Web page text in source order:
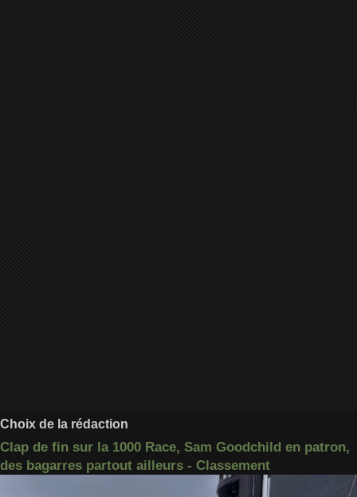
Choix de la rédaction
Clap de fin sur la 1000 Race, Sam Goodchild en patron,
des bagarres partout ailleurs - Classement